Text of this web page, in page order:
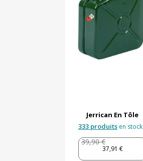
Jerrican En Tôle
333 produits en stock
39,90 €
37,91 €